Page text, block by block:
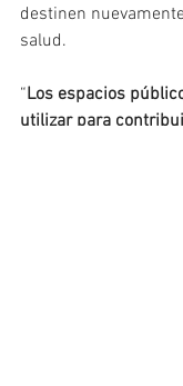
destinen
salud.
“Los espacios
utilizar para